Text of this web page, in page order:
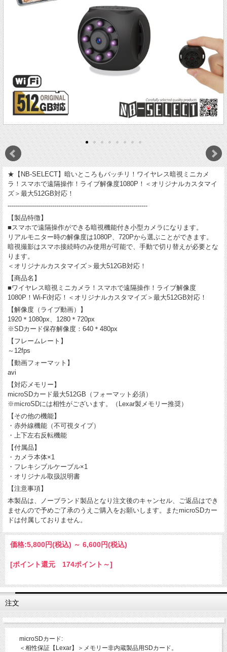
★【NB-SELECT】暗いところもバッチリ！ワイヤレス暗視ミニカメ
ラ！スマホで遠隔操作！ライブ解像度1080P！＜オリジナルカスタマイ
ズ＞最大512GB対応！
---------------------------------------------------------------------
【製品特徴】
■スマホで遠隔操作ができる暗視機能付き小型カメラになります。
リアルモニター時の解像度は1080P、720Pから選ぶことができます。
暗視撮影はスマホ接続時のみ使用が可能で、手動で切り替えが必要とな
ります。
＜オリジナルカスタマイズ＞最大512GB対応！
【商品名】
■ワイヤレス暗視ミニカメラ！スマホで遠隔操作！ライブ解像度
1080P！Wi-Fi対応！＜オリジナルカスタマイズ＞最大512GB対応！
【解像度（ライブ動画）】
1920＊1080px、1280＊720px
※SDカード保存解像度：640＊480px
【フレームレート】
～12fps
【動画フォーマット】
avi
【対応メモリー】
microSDカード最大512GB（フォーマット必須）
※microSDには相性がございます。（Lexar製メモリー推奨）
【その他の機能】
・赤外線機能（不可視タイプ）
・上下左右反転機能
【付属品】
・カメラ本体×1
・フレキシブルケーブル×1
・オリジナル取扱説明書
【注意事項】
本製品は、ノーブランド製品となり注文後のキャンセル、ご返品はでき
ませんので予めご了承のうえご購入をお願いします。またmicroSDカー
ドは付属しておりません。
価格:5,800円(税込) ～ 6,600円(税込)
[ポイント還元 174ポイント～]
注文
microSDカード:
＜相性保証【Lexar】＞メモリー非内蔵製品用SDカード。